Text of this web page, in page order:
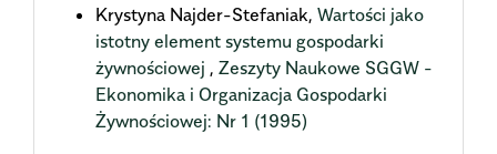
Krystyna Najder-Stefaniak, Wartości jako
istotny element systemu gospodarki
żywnościowej , Zeszyty Naukowe SGGW -
Ekonomika i Organizacja Gospodarki
Żywnościowej: Nr 1 (1995)